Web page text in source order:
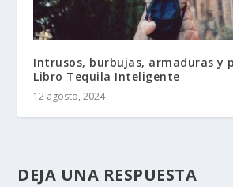
Intrusos, burbujas, armaduras y
Libro Tequila Inteligente
12 agosto, 2024
DEJA UNA RESPUESTA